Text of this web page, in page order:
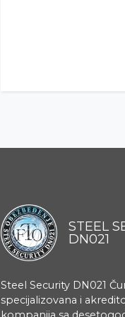
STEEL
DN021
Steel Security DN021
specijalizovana i